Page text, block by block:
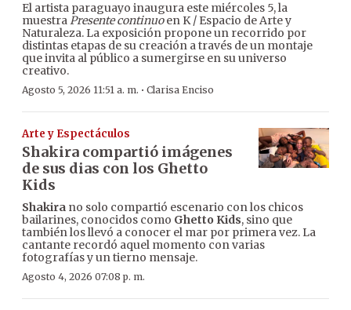
El artista paraguayo inaugura este miércoles 5, la
muestraPresente continuoen K / Espacio de Arte y
Naturaleza. La exposición propone un recorrido por
distintas etapas de su creación a través de un montaje
que invita al público a sumergirse en su universo
creativo.
Agosto 5, 2026 11:51 a. m. · Clarisa Enciso
Arte y Espectáculos
Shakira compartió imágenes
de sus dias con los Ghetto
Kids
Shakira no solo compartió escenario con los chicos
bailarines, conocidos como Ghetto Kids, sino que
también los llevó a conocer el mar por primera vez. La
cantante recordó aquel momento con varias
fotografías y un tierno mensaje.
Agosto 4, 2026 07:08 p. m.